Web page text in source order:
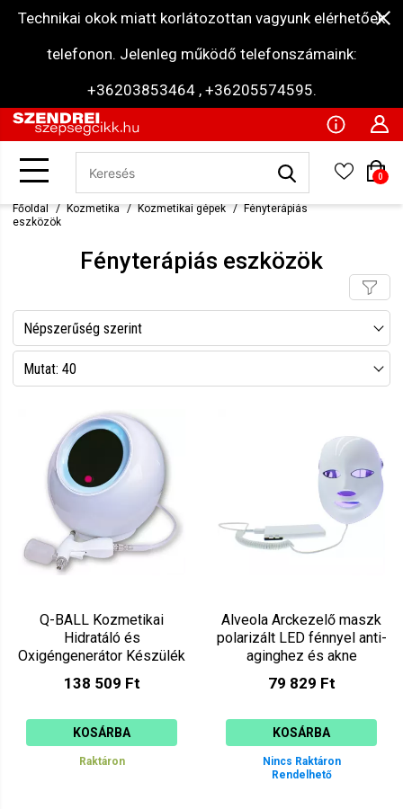
Technikai okok miatt korlátozottan vagyunk elérhetőek
telefonon. Jelenleg működő telefonszámaink:
+36203853464 , +36205574595.
0
Főoldal Kozmetika Kozmetikai gépek
Fényterápiás
eszközök
Fényterápiás eszközök
Népszerűség szerint
Név szerint csökkenő
Ár szerint csökkenő
Ár szerint növekvő
Mutat: 40
Mutat: 160
Q-BALL Kozmetikai
Hidratáló és
Oxigéngenerátor Készülék
Q-001
138 509 Ft
KOSÁRBA
Raktáron
Alveola Arckezelő maszk
polarizált LED fénnyel anti-
aginghez és akne
kezeléshez
79 829 Ft
KOSÁRBA
Nincs Raktáron
Rendelhető